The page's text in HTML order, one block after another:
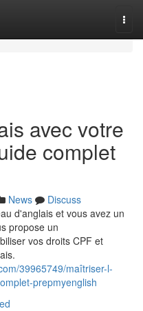
avec votre
complet
News
Discuss
d'anglais et vous avez un
propose un
vos droits CPF et
39965749/maîtriser-l-
prepmyenglish